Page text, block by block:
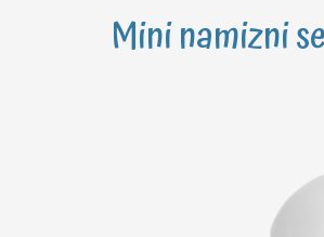
Mini namizni